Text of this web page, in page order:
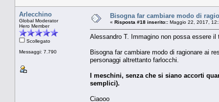
Arlecchino
Global Moderator
Hero Member
Scollegato
Messaggi: 7.790
Bisogna far cambiare modo di
« Risposta #18 inserito:: Maggio 22, 2017,
Alessandro T. Immagino non possa essere il
Bisogna far cambiare modo di ragionare ai
personaggi altrettanto farlocchi.
I meschini, senza che si siano accorti
semplici).
Ciaooo